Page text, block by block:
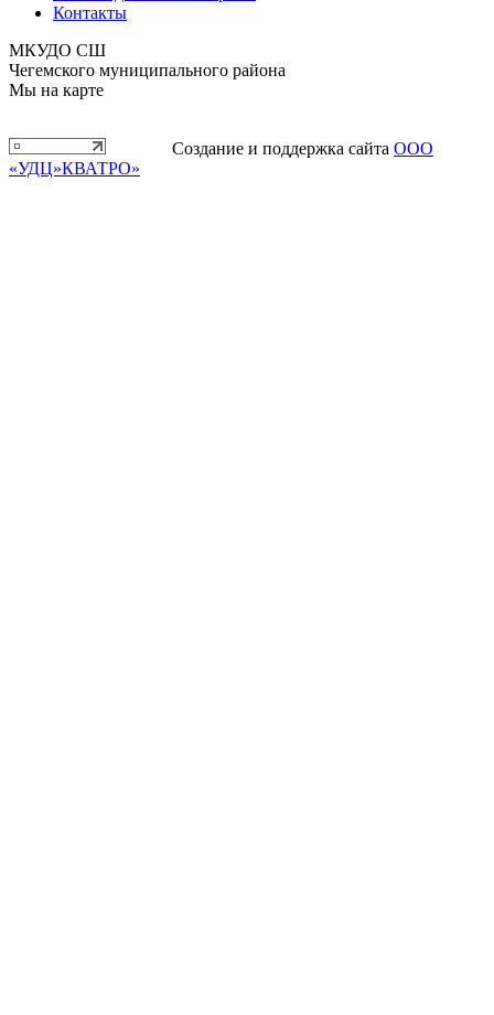
Контакты
МКУДО СШ
Чегемского муниципального района
Мы на карте
Создание и поддержка сайта ООО
«УДЦ»КВАТРО»